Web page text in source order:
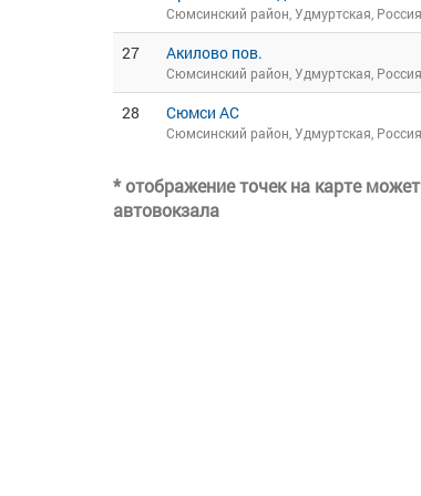
Сюмсинский район, Удмуртская, Россия
27 Акилово пов.
Сюмсинский район, Удмуртская, Россия
28 Сюмси АС
Сюмсинский район, Удмуртская, Россия
* отображение точек на карте
автовокзала